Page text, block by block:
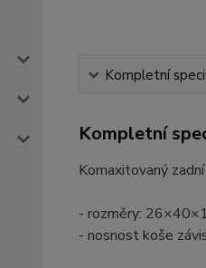
Kompletní
Kompletní
Komaxitovaný
- rozměry:
- nosnost koše